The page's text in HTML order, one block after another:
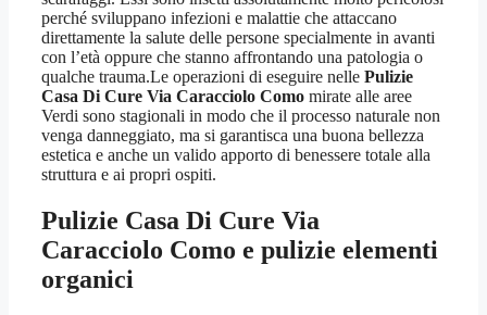
perché sviluppano infezioni e malattie che attaccano
direttamente la salute delle persone specialmente in avanti
con l’età oppure che stanno affrontando una patologia o
qualche trauma.Le operazioni di eseguire nelle Pulizie
Casa Di Cure Via Caracciolo Como mirate alle aree
Verdi sono stagionali in modo che il processo naturale non
venga danneggiato, ma si garantisca una buona bellezza
estetica e anche un valido apporto di benessere totale alla
struttura e ai propri ospiti.
Pulizie Casa Di Cure Via
Caracciolo Como e pulizie elementi
organici